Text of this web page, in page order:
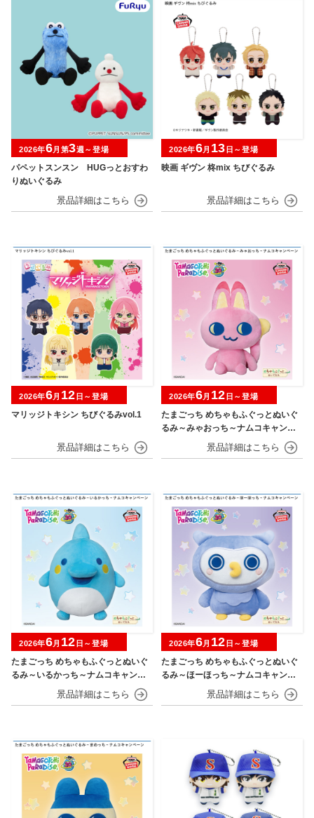
パペットスンスン HUGっとおすわ
りぬいぐるみ
2026年6月第3週～登場
映画 ギヴン 柊mix ちびぐるみ
2026年6月 13 日～登場
マリッジトキシン ちびぐるみvol.1
2026年6月 12 日～登場
たまごっち めちゃもふぐっとぬいぐ
るみ～みゃおっち～ナムコキャンペ
2026年6月 12 日～登場
たまごっち めちゃもふぐっとぬいぐ
るみ～いるかっち～ナムコキャンペ
2026年6月 12 日～登場
たまごっち めちゃもふぐっとぬいぐ
るみ～ほーほっち～ナムコキャンペ
2026年6月 12 日～登場